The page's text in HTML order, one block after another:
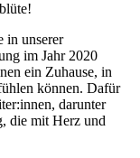
in unserer
im Jahr 2020
ein Zuhause, in
können. Dafür
darunter
die mit Herz und